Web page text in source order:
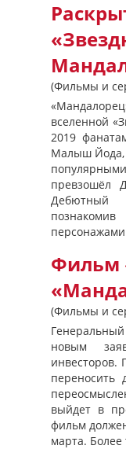
(Фильмы и
вселенной
2019
Малыш Йода,
превзошёл
Дебютный
Фильм
(Фильмы и
новым
инвесторов.
переносить
выйдет в
фильм
марта. Более